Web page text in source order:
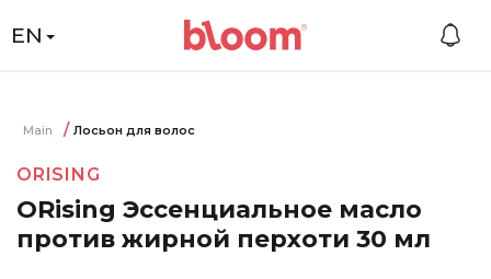
EN
Main Лосьон для волос
ORISING
ORising Эссенциальное масло
против жирной перхоти 30 мл